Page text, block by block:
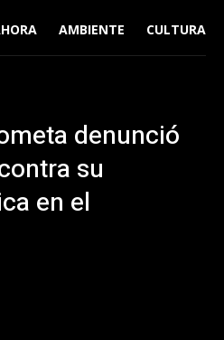
AMBIENTE CULTURA
denunció
su
en el